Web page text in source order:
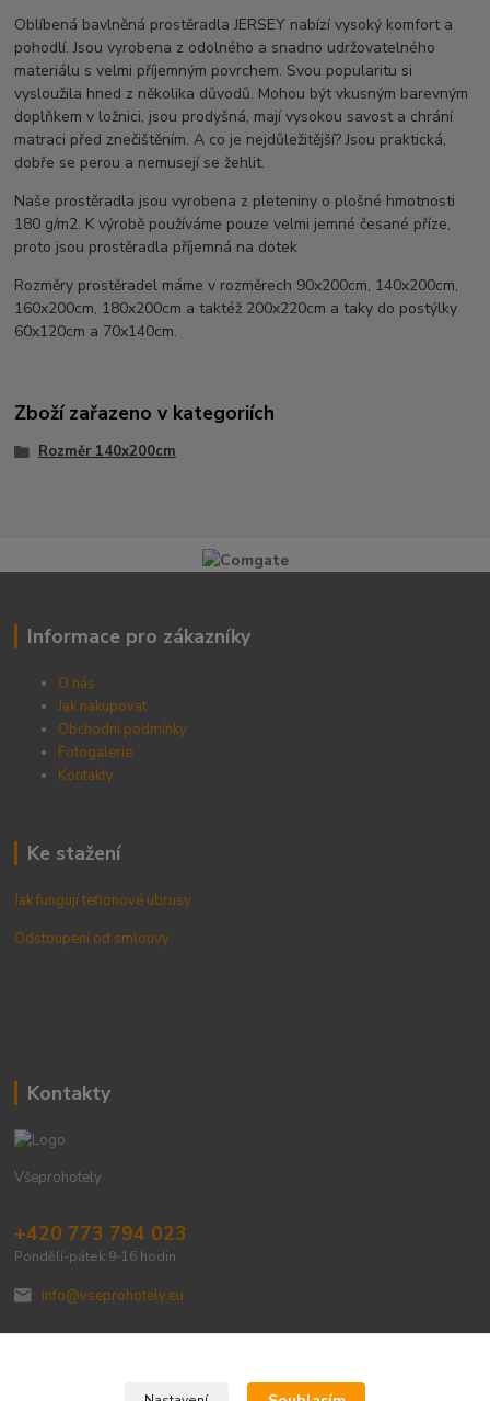
Oblíbená bavlněná prostěradla JERSEY nabízí vysoký komfort a
pohodlí. Jsou vyrobena z odolného a snadno udržovatelného
materiálu s velmi příjemným povrchem. Svou popularitu si
vysloužila hned z několika důvodů. Mohou být vkusným barevným
doplňkem v ložnici, jsou prodyšná, mají vysokou savost a chrání
matraci před znečištěním. A co je nejdůležitější? Jsou praktická,
dobře se perou a nemusejí se žehlit.
Naše prostěradla jsou vyrobena z pleteniny o plošné hmotnosti
180 g/m2. K výrobě používáme pouze velmi jemné česané příze,
proto jsou prostěradla příjemná na dotek
Rozměry prostěradel máme v rozměrech 90x200cm, 140x200cm,
160x200cm, 180x200cm a taktéž 200x220cm a taky do postýlky
60x120cm a 70x140cm.
Zboží zařazeno v kategoriích
Rozměr 140x200cm
Informace pro zákazníky
O nás
Jak nakupovat
Obchodní podmínky
Fotogalerie
Kontakty
Ke stažení
Jak fungují teflonové ubrusy
Odstoupení od smlouvy
Kontakty
Všeprohotely
+420 773 794 023
Pondělí-pátek 9-16 hodin
info@vseprohotely.eu